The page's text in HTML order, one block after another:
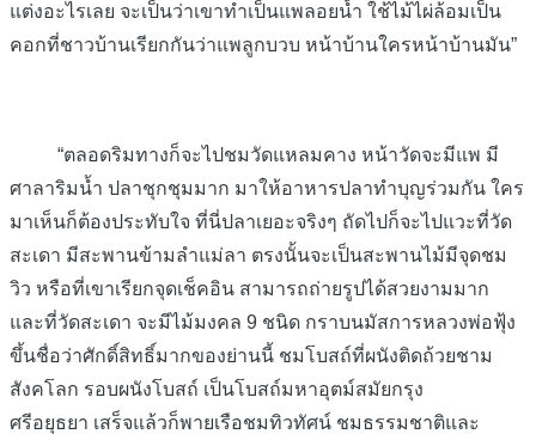
แต่งอะไรเลย จะเป็นว่าเขาทำเป็นแพลอยน้ำ ใช้ไม้ไผ่ล้อมเป็น
คอกที่ชาวบ้านเรียกกันว่าแพลูกบวบ หน้าบ้านใครหน้าบ้านมัน”
“ตลอดริมทางก็จะไปชมวัดแหลมคาง หน้าวัดจะมีแพ มี
ศาลาริมน้ำ ปลาชุกชุมมาก มาให้อาหารปลาทำบุญร่วมกัน ใคร
มาเห็นก็ต้องประทับใจ ที่นี่ปลาเยอะจริงๆ ถัดไปก็จะไปแวะที่วัด
สะเดา มีสะพานข้ามลำแม่ลา ตรงนั้นจะเป็นสะพานไม้มีจุดชม
วิว หรือที่เขาเรียกจุดเช็คอิน สามารถถ่ายรูปได้สวยงามมาก
และที่วัดสะเดา จะมีไม้มงคล 9 ชนิด กราบนมัสการหลวงพ่อฟุ้ง
ขึ้นชื่อว่าศักดิ์สิทธิ์มากของย่านนี้ ชมโบสถ์ที่ผนังติดถ้วยชาม
สังคโลก รอบผนังโบสถ์ เป็นโบสถ์มหาอุตม์สมัยกรุง
ศรีอยุธยา เสร็จแล้วก็พายเรือชมทิวทัศน์ ชมธรรมชาติและ